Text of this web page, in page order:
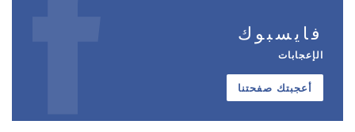
فايسبوك
الإعجابات
أعجبتك صفحتنا